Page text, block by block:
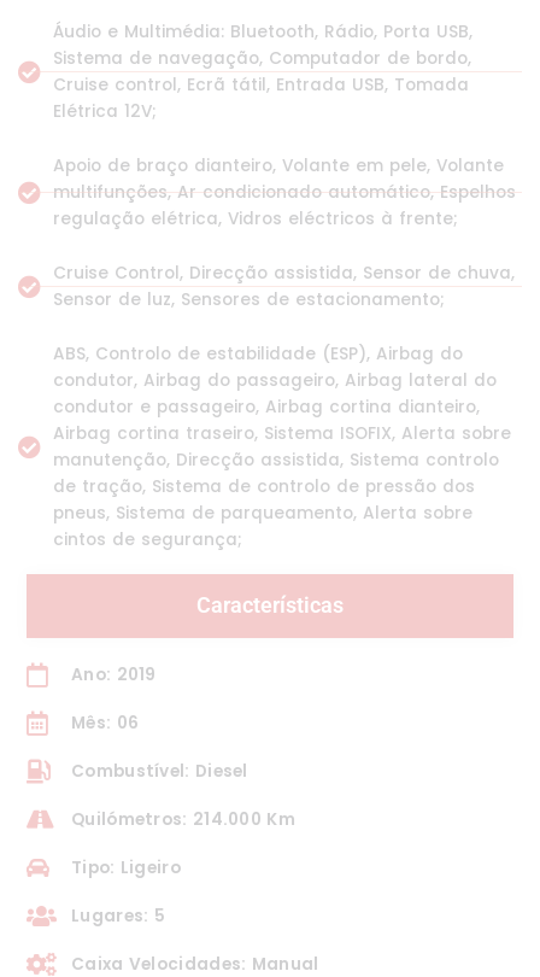
Áudio e Multimédia: Bluetooth, Rádio, Porta USB,
Sistema de navegação, Computador de bordo,
Cruise control, Ecrã tátil, Entrada USB, Tomada
Elétrica 12V;
Apoio de braço dianteiro, Volante em pele, Volante
multifunções, Ar condicionado automático, Espelhos
regulação elétrica, Vidros eléctricos à frente;
Cruise Control, Direcção assistida, Sensor de chuva,
Sensor de luz, Sensores de estacionamento;
ABS, Controlo de estabilidade (ESP), Airbag do
condutor, Airbag do passageiro, Airbag lateral do
condutor e passageiro, Airbag cortina dianteiro,
Airbag cortina traseiro, Sistema ISOFIX, Alerta sobre
manutenção, Direcção assistida, Sistema controlo
de tração, Sistema de controlo de pressão dos
pneus, Sistema de parqueamento, Alerta sobre
cintos de segurança;
Características
Ano: 2019
Mês: 06
Combustível: Diesel
Quilómetros: 214.000 Km
Tipo: Ligeiro
Lugares: 5
Caixa Velocidades: Manual